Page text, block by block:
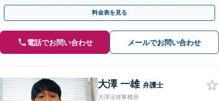
い合わせください。◤完全予約制・初回法律相談無料◢
料金表を見る
電話でお問い合わせ メールでお問い合わせ
大澤 一雄 弁護士
大澤法律事務所